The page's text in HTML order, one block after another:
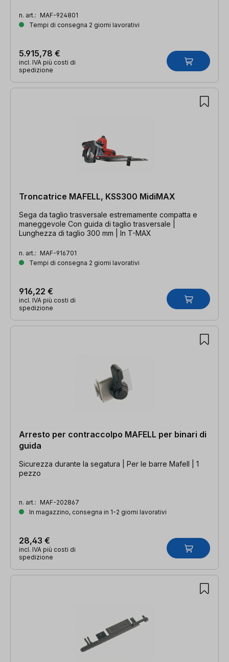
n. art.: MAF-924801
Tempi di consegna 2 giorni lavorativi
5.915,78 €
incl. IVA più costi di
spedizione
Troncatrice MAFELL, KSS300 MidiMAX
Sega da taglio trasversale estremamente compatta e
maneggevole Con guida di taglio trasversale |
Lunghezza di taglio 300 mm | In T-MAX
n. art.: MAF-916701
Tempi di consegna 2 giorni lavorativi
916,22 €
incl. IVA più costi di
spedizione
Arresto per contraccolpo MAFELL per binari di
guida
Sicurezza durante la segatura | Per le barre Mafell | 1
pezzo
n. art.: MAF-202867
In magazzino, consegna in 1-2 giorni lavorativi
28,43 €
incl. IVA più costi di
spedizione